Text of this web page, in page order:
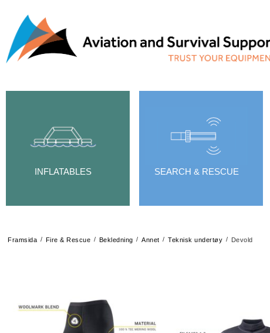
INFLATABLES SEARCH & RESCUE
Framsida / Fire & Rescue / Bekledning / Annet / Teknisk undertøy / Devold